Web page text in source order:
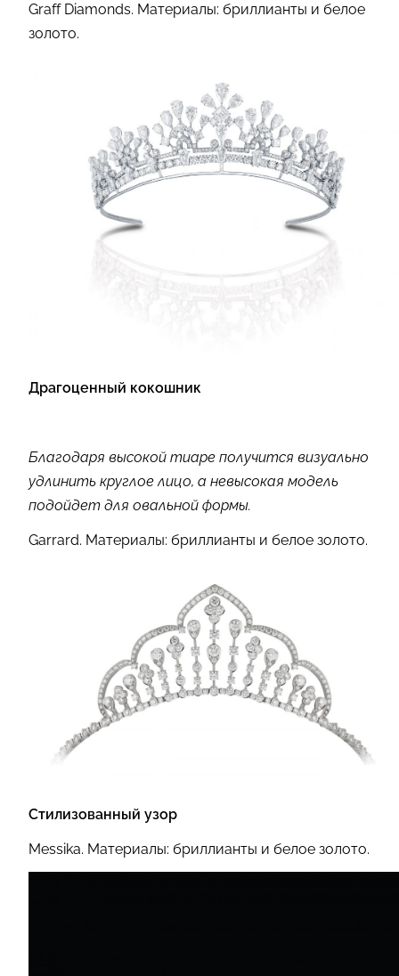
Graff Diamonds. Материалы: бриллианты и белое
золото.
Драгоценный кокошник
Благодаря высокой тиаре получится визуально
удлинить круглое лицо, а невысокая модель
подойдет для овальной формы.
Garrard. Материалы: бриллианты и белое золото.
Стилизованный узор
Messika. Материалы: бриллианты и белое золото.